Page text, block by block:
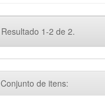
Resultado 1-2 de 2.
Conjunto de itens: